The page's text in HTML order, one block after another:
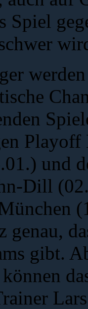
Spiel
und
Dill
genau,
gibt.